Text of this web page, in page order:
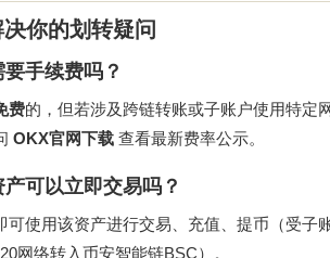
你的划转疑问
手续费吗？
费的，但若涉及跨链转账或子账户使用特定
OKX官网下载 查看最新费率公示。
可以立即交易吗？
可使用该资产进行交易、充值、提币（受
网络转入币安智能链BSC）。